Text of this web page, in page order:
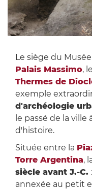
Le siège du
Palais Massimo, le
Thermes de
exemple
d'archéologie
le passé de la
d'histoire.
Située entre la
Torre Argentina,
siècle avant J.-C.
annexée au petit